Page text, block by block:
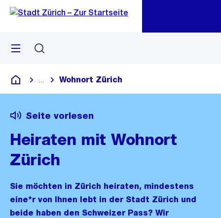
Navigation
Sprunglink
Menü
Deutsch
Blende alle Breadcrumbs ein
Wohnort Zürich
Seite vorlesen
Heiraten mit Wohnort
Zürich
Sie möchten in Zürich heiraten, mindestens
eine*r von Ihnen lebt in der Stadt Zürich und
beide haben den Schweizer Pass? Wir